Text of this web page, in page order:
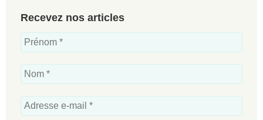
Recevez nos articles